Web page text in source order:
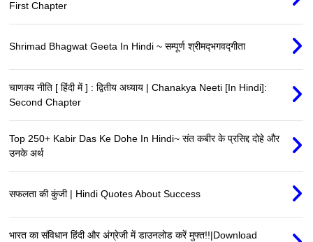
First Chapter
Shrimad Bhagwat Geeta In Hindi ~ सम्पूर्ण श्रीमद्‍भगवद्‍गीता
चाणक्य नीति [ हिंदी में ] : द्वितीय अध्याय | Chanakya Neeti [In Hindi]:
Second Chapter
Top 250+ Kabir Das Ke Dohe In Hindi~ संत कबीर के प्रसिद्द दोहे और
उनके अर्थ
सफलता की कुंजी | Hindi Quotes About Success
भारत का संविधान हिंदी और अंग्रेजी में डाउनलोड करें मुफ्त!!|Download